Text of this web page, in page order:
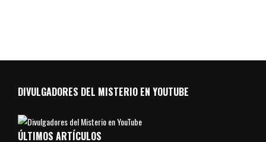
DIVULGADORES DEL MISTERIO EN YOUTUBE
ÚLTIMOS ARTÍCULOS